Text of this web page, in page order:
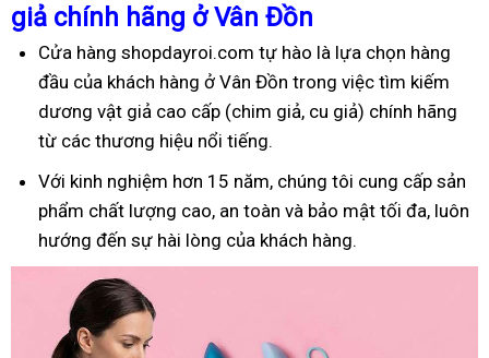
giả chính hãng ở Vân Đồn
Cửa hàng shopdayroi.com tự hào là lựa chọn hàng
đầu của khách hàng ở Vân Đồn trong việc tìm kiếm
dương vật giả cao cấp (chim giả, cu giả) chính hãng
từ các thương hiệu nổi tiếng.
Với kinh nghiệm hơn 15 năm, chúng tôi cung cấp sản
phẩm chất lượng cao, an toàn và bảo mật tối đa, luôn
hướng đến sự hài lòng của khách hàng.